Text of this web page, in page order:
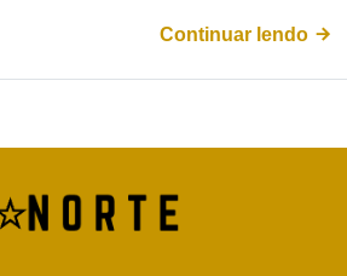
Continuar lendo